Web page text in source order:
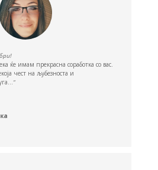
ќе имам прекрасна соработка со вас.
чест на љубезноста и
“